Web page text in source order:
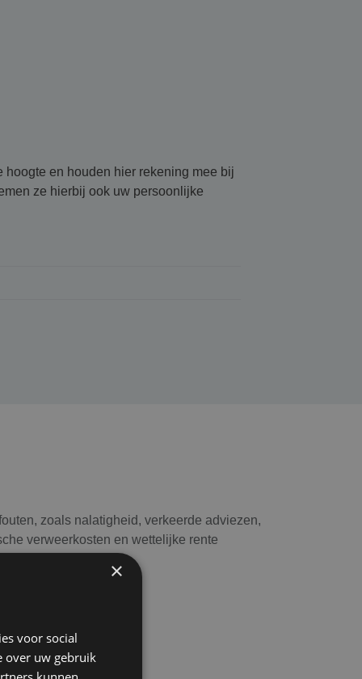
en houden hier rekening mee bij
ze hierbij ook uw persoonlijke
zoals nalatigheid, verkeerde adviezen,
verweerkosten en wettelijke rente
×
voor social
over uw gebruik